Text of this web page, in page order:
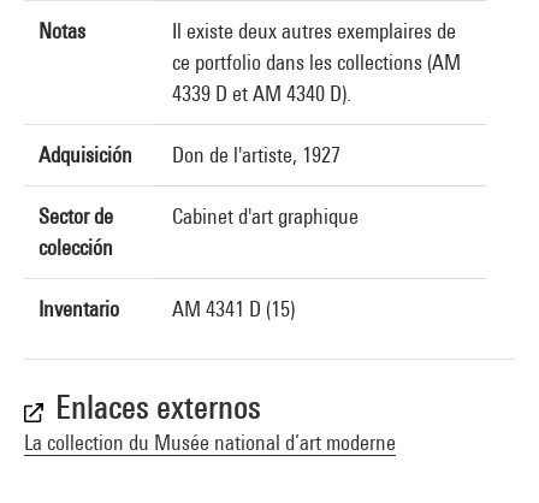
Notas
Il existe deux autres exemplaires de
ce portfolio dans les collections (AM
4339 D et AM 4340 D).
Adquisición Don de l'artiste, 1927
Sector de
colección
Cabinet d'art graphique
Inventario AM 4341 D (15)
Enlaces externos
La collection du Musée national d’art moderne